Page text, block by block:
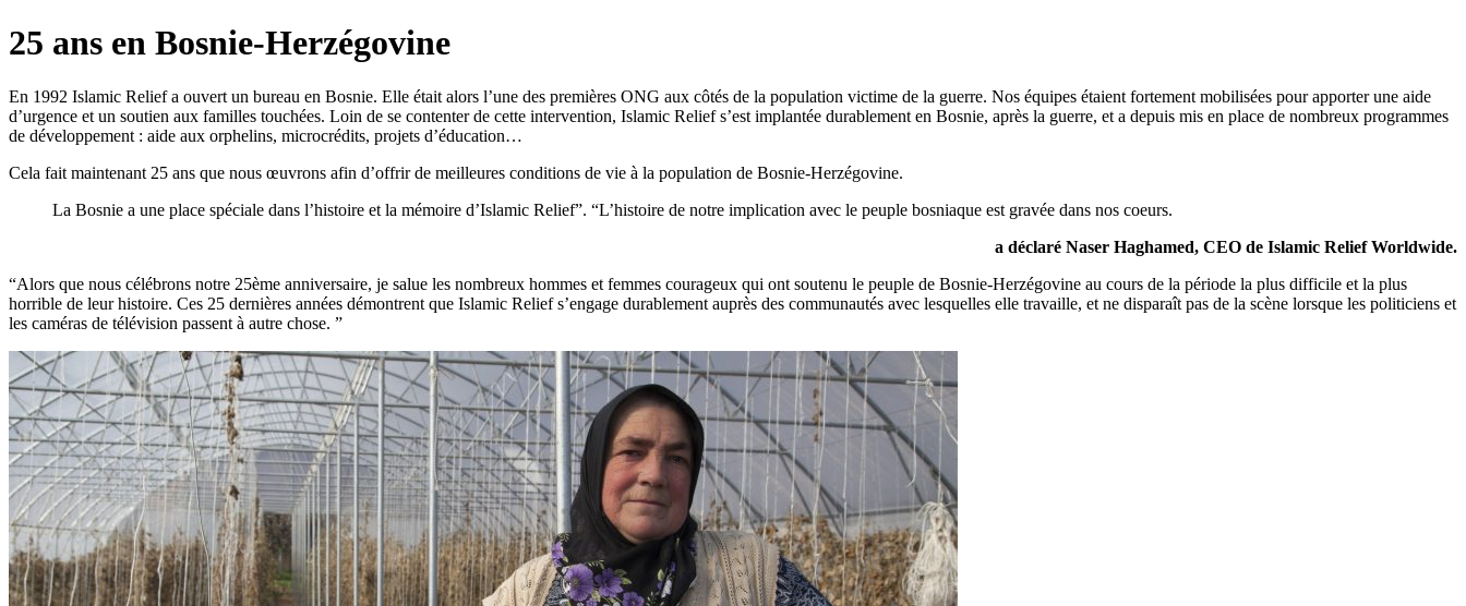
25 ans en Bosnie-Herzégovine
En 1992 Islamic Relief a ouvert un bureau en Bosnie. Elle était alors l’une des premières ONG aux côtés de la population victime de la guerre. Nos équipes étaient fortement mobilisées pour apporter une aide
d’urgence et un soutien aux familles touchées. Loin de se contenter de cette intervention, Islamic Relief s’est implantée durablement en Bosnie, après la guerre, et a depuis mis en place de nombreux programmes
de développement : aide aux orphelins, microcrédits, projets d’éducation…
Cela fait maintenant 25 ans que nous œuvrons afin d’offrir de meilleures conditions de vie à la population de Bosnie-Herzégovine.
La Bosnie a une place spéciale dans l’histoire et la mémoire d’Islamic Relief”. “L’histoire de notre implication avec le peuple bosniaque est gravée dans nos coeurs.
a déclaré Naser Haghamed, CEO de Islamic Relief Worldwide.
“Alors que nous célébrons notre 25ème anniversaire, je salue les nombreux hommes et femmes courageux qui ont soutenu le peuple de Bosnie-Herzégovine au cours de la période la plus difficile et la plus
horrible de leur histoire. Ces 25 dernières années démontrent que Islamic Relief s’engage durablement auprès des communautés avec lesquelles elle travaille, et ne disparaît pas de la scène lorsque les politiciens et
les caméras de télévision passent à autre chose. ”